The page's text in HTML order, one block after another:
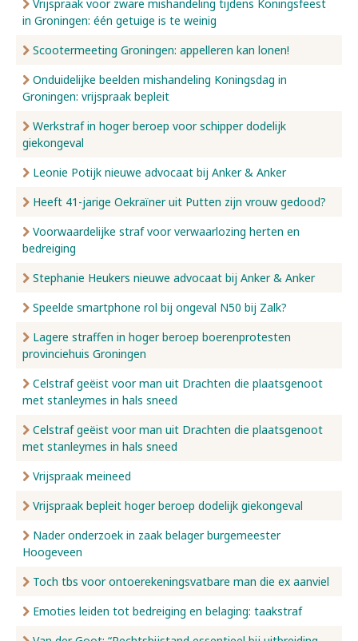
Vrijspraak voor zware mishandeling tijdens Koningsfeest
in Groningen: één getuige is te weinig
Scootermeeting Groningen: appelleren kan lonen!
Onduidelijke beelden mishandeling Koningsdag in
Groningen: vrijspraak bepleit
Werkstraf in hoger beroep voor schipper dodelijk
giekongeval
Leonie Potijk nieuwe advocaat bij Anker & Anker
Heeft 41-jarige Oekraïner uit Putten zijn vrouw gedood?
Voorwaardelijke straf voor verwaarlozing herten en
bedreiging
Stephanie Heukers nieuwe advocaat bij Anker & Anker
Speelde smartphone rol bij ongeval N50 bij Zalk?
Lagere straffen in hoger beroep boerenprotesten
provinciehuis Groningen
Celstraf geëist voor man uit Drachten die plaatsgenoot
met stanleymes in hals sneed
Celstraf geëist voor man uit Drachten die plaatsgenoot
met stanleymes in hals sneed
Vrijspraak meineed
Vrijspraak bepleit hoger beroep dodelijk giekongeval
Nader onderzoek in zaak belager burgemeester
Hoogeveen
Toch tbs voor ontoerekeningsvatbare man die ex aanviel
Emoties leiden tot bedreiging en belaging: taakstraf